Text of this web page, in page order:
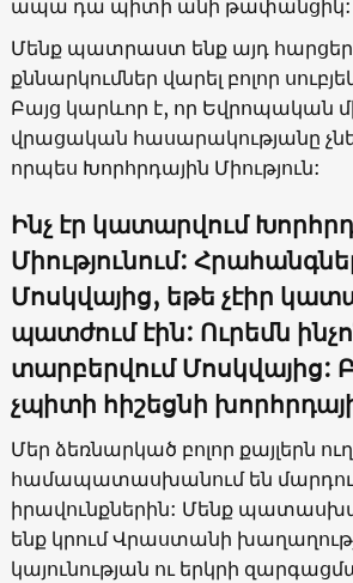
ապա դա պիտի անի թափանցիկ:
Մենք պատրաստ ենք այդ
քննարկումներ վարել բոլոր
Բայց կարևոր է, որ Եվրոպական
վրացական հասարակությանը
որպես Խորհրդային Միություն:
Ինչ էր կատարվում
Միությունում:
Մոսկվայից, եթե չէիր
պատժում էին: Ուրեմն
տարբերվում Մոսկվայից:
չպիտի հիշեցնի
Մեր ձեռնարկած բոլոր քայլերն
համապատասխանում են
իրավունքներին: Մենք
ենք կրում Վրաստանի
կայունության ու երկրի